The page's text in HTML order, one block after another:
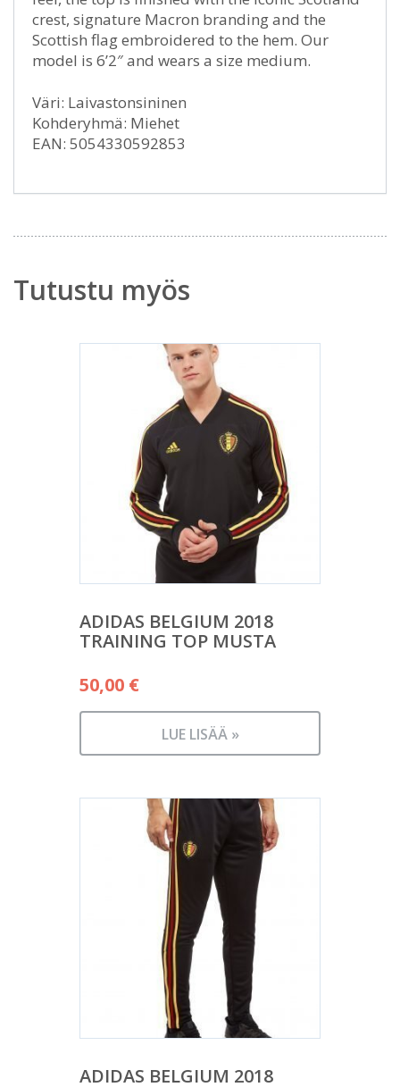
crest, signature Macron branding and the
Scottish flag embroidered to the hem. Our
model is 6’2″ and wears a size medium.
Väri: Laivastonsininen
Kohderyhmä: Miehet
EAN: 5054330592853
Tutustu myös
ADIDAS BELGIUM 2018
TRAINING TOP MUSTA
50,00 €
LUE LISÄÄ »
ADIDAS BELGIUM 2018